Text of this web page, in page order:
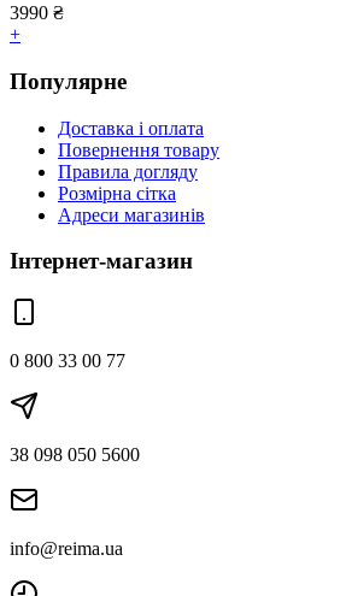
3990 ₴
+
Популярне
Доставка і оплата
Повернення товару
Правила догляду
Розмірна сітка
Адреси магазинів
Інтернет-магазин
0 800 33 00 77
38 098 050 5600
info@reima.ua